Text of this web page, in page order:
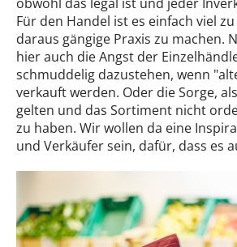
Für den Handel ist es einfach viel
daraus gängige Praxis zu machen.
hier auch die Angst der
schmuddelig dazustehen, wenn
verkauft werden. Oder die Sorge,
gelten und das Sortiment nicht
zu haben. Wir wollen da eine
und Verkäufer sein, dafür, dass es